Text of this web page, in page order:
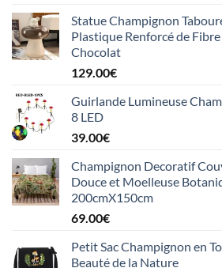
Statue Champignon
Plastique Renforcé de
Chocolat
129.00€
Guirlande Lumineuse
8 LED
39.00€
Champignon Decoratif
Douce et Moelleuse
200cmX150cm
69.00€
Petit Sac Champignon en
Beauté de la Nature